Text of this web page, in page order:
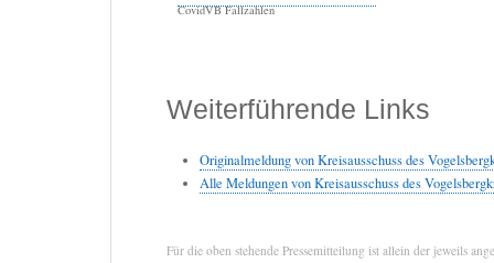
CovidVB Fallzahlen
Weiterführende Links
Originalmeldung von Kreisausschuss des
Alle Meldungen von Kreisausschuss des
Für die oben stehende Pressemitteilung ist allein der jeweils